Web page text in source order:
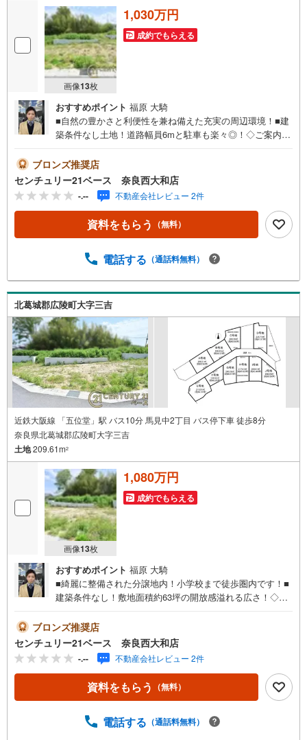
画像13枚
1,030万円
成約でもらえる
おすすめポイント 福原 大騎
■自然の豊かさと利便性を兼ね備えた充実の周辺環境！■建
築条件なし土地！道路幅員6mと駐車も楽々◎！◇ご案内に
間でもご見学可！・今から見たい！というお声にもご対応
できます！◇住宅ローンもお任せください！◇・提携銀行
多数あり（地方銀行・都市銀行・信用金庫etc）・優遇後適
用金利 0.875％～（審査内容により異なります）--- ◇◇ Ya
hoo！不動産キャンペーン対象店舗 ◇◇ ----当店で物件を成
約いただくとPayPayボーナスライトがもらえる【Yahoo！
料をもらう」「見学予約をする」からエントリーくださ
せください。-----------------------------
ブロンズ推奨店
センチュリー21ベース 奈良西大和店
-.-- 不動産会社レビュー 2件
資料をもらう （無料）
電話する （通話料無料）
北葛城郡広陵町大字三吉
近鉄大阪線 「五位堂」駅 バス10分 馬見中2丁目 バス停下車 徒歩8分
奈良県北葛城郡広陵町大字三吉
土地209.61m2
画像13枚
1,080万円
成約でもらえる
おすすめポイント 福原 大騎
■綺麗に整備された分譲地内！小学校まで徒歩圏内です！■
建築条件なし！敷地面積約63坪の開放感溢れる広さ！◇ご
のお時間でもご見学可！・今から見たい！というお声にも
ご対応できます！◇住宅ローンもお任せください！◇・提
携銀行多数あり（地方銀行・都市銀行・信用金庫etc）・優
遇後適用金利 0.67％～（審査内容により異なります）--- ◇
◇ Yahoo！不動産キャンペーン対象店舗 ◇◇ ----当店で物
件を成約いただくとPayPayボーナスライトがもらえる【Y
す。「資料をもらう」「見学予約をする」からエントリー
ブロンズ推奨店
センチュリー21ベース 奈良西大和店
-.-- 不動産会社レビュー 2件
資料をもらう （無料）
電話する （通話料無料）